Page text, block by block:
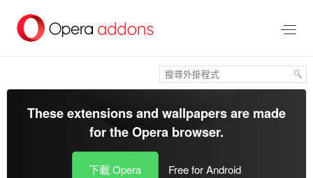
區
These extensions and wallpapers are made
for theOpera browser.
下載 Opera Free for Android